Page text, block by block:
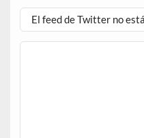
El feed de Twitter no